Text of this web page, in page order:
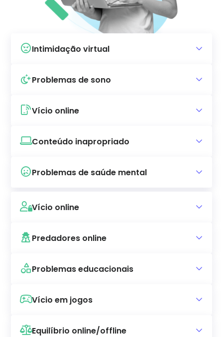
Intimidação virtual
Problemas de sono
Vício online
Conteúdo inapropriado
Problemas de saúde mental
Vício online
Predadores online
Problemas educacionais
Vício em jogos
Equilíbrio online/offline